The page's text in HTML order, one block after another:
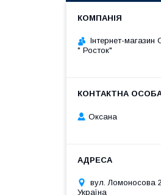
Інтернет-
" Росток"
Оксана
вул. Ломоносова
Україна